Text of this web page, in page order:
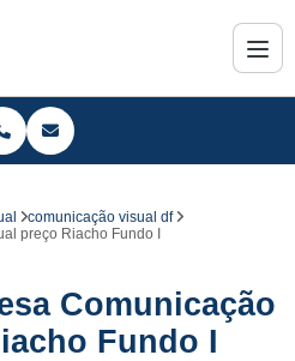
comunicação visual df
preço Riacho Fundo I
Comunicação
Fundo I